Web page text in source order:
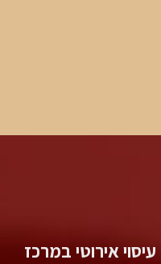
עיסוי אירוטי במרכז